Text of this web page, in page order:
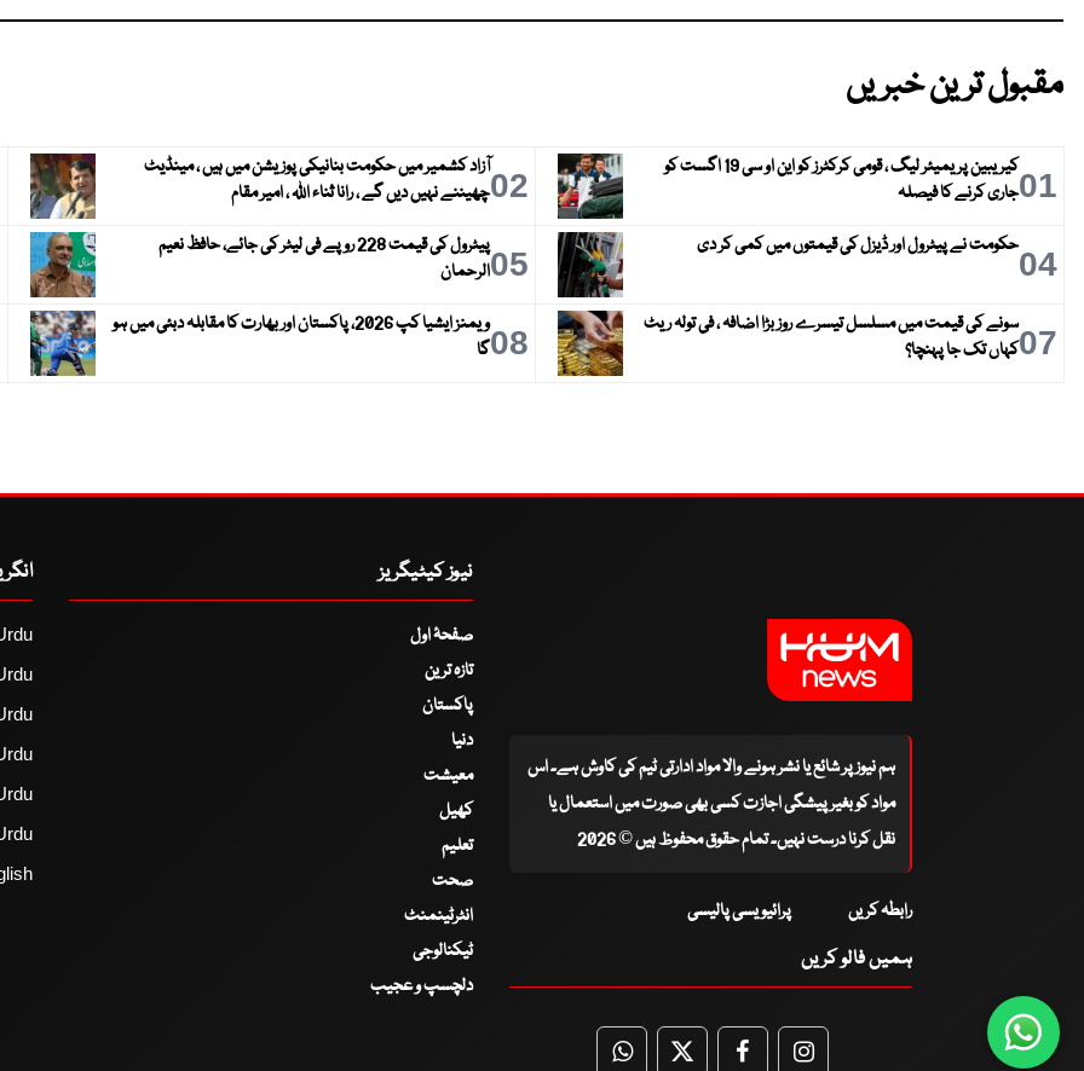
مقبول ترین خبریں
01
کیریبین پریمیئر لیگ ، قومی کرکٹرز کو این او سی 19 اگست کو
جاری کرنے کا فیصلہ
02آزاد کشمیر میں حکومت بنانیکی پوزیشن میں ہیں ، مینڈیٹ
چھیننے نہیں دیں گے ، رانا ثناء اللہ ، امیر مقام
04حکومت نے پیٹرول اور ڈیزل کی قیمتوں میں کمی کر دی 05
پیٹرول کی قیمت 228 روپے فی لیٹر کی جائے، حافظ نعیم
الرحمان
07سونے کی قیمت میں مسلسل تیسرے روز بڑا اضافہ ، فی تولہ ریٹ
کہاں تک جا پہنچا؟
08
ویمنز ایشیا کپ 2026، پاکستان اور بھارت کا مقابلہ دبئی میں ہو
گا
ہم نیوز پر شائع یا نشر ہونے والا مواد ادارتی ٹیم کی کاوش ہے۔ اس
مواد کو بغیر پیشگی اجازت کسی بھی صورت میں استعمال یا
نقل کرنا درست نہیں۔ تمام حقوق محفوظ ہیں © 2026
رابطہ کریں پرائیویسی پالیسی
ہمیں فالو کریں
نیوز کیٹیگریز
صفحۂ اول
تازہ ترین
پاکستان
دنیا
معیشت
کھیل
تعلیم
صحت
انٹرٹینمنٹ
ٹیکنالوجی
دلچسپ و عجیب